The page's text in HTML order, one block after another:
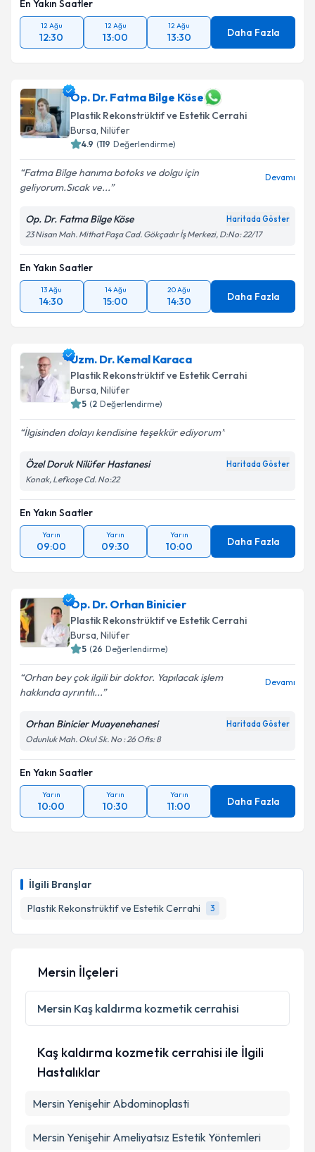
İlgili Branşlar
Plastik Rekonstrüktif ve Estetik Cerrahi
3
En Yakın Saatler
12 Ağu
12:30
12 Ağu
13:00
12 Ağu
13:30 Daha Fazla
Op. Dr. Fatma Bilge Köse
Plastik Rekonstrüktif ve Estetik Cerrahi
Bursa, Nilüfer
4.9 (119 Değerlendirme)
Fatma Bilge hanıma botoks ve dolgu için
geliyorum.Sıcak ve...
Devamı
Op. Dr. Fatma Bilge Köse Haritada Göster
23 Nisan Mah. Mithat Paşa Cad. Gökçadır İş Merkezi, D:No: 22/17
En Yakın Saatler
13 Ağu
14:30
14 Ağu
15:00
20 Ağu
14:30 Daha Fazla
Uzm. Dr. Kemal Karaca
Plastik Rekonstrüktif ve Estetik Cerrahi
Bursa, Nilüfer
5 (2 Değerlendirme)
İlgisinden dolayı kendisine teşekkür ediyorum
Özel Doruk Nilüfer Hastanesi Haritada Göster
Konak, Lefkoşe Cd. No:22
En Yakın Saatler
Yarın
09:00
Yarın
09:30
Yarın
10:00 Daha Fazla
Op. Dr. Orhan Binicier
Plastik Rekonstrüktif ve Estetik Cerrahi
Bursa, Nilüfer
5 (26 Değerlendirme)
Orhan bey çok ilgili bir doktor. Yapılacak işlem
hakkında ayrıntılı...
Devamı
Orhan Binicier Muayenehanesi Haritada Göster
Odunluk Mah. Okul Sk. No : 26 Ofis: 8
En Yakın Saatler
Yarın
10:00
Yarın
10:30
Yarın
11:00 Daha Fazla
Mersin İlçeleri
Mersin Kaş kaldırma kozmetik cerrahisi
Kaş kaldırma kozmetik cerrahisi ile İlgili
Hastalıklar
Mersin Yenişehir Abdominoplasti
Mersin Yenişehir Ameliyatsız Estetik Yöntemleri